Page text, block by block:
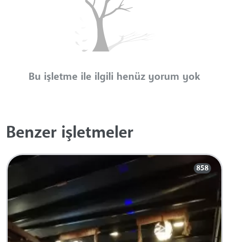
Bu işletme ile ilgili henüz yorum yok
Benzer işletmeler
858